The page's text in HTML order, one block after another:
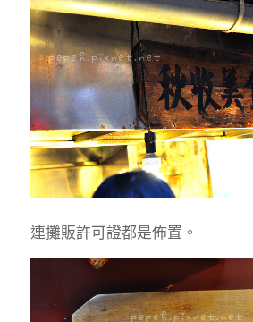
連攤販許可證都是佈置。